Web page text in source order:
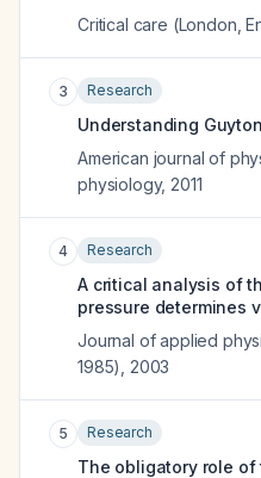
Critical care (London,
3 Research
Understanding
American journal of
physiology, 2011
4 Research
A critical analysis of
pressure determines
Journal of applied
1985)
2003
5 Research
The obligatory role